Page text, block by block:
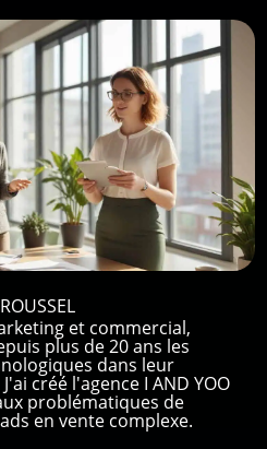
et commercial,
plus de 20 ans les
dans leur
créé l'agence I AND YOO
problématiques de
en vente complexe.